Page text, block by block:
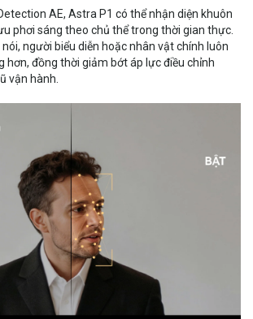
AE, Astra P1 có thể nhận diện khuôn
phơi sáng theo chủ thể trong thời gian thực.
người biểu diễn hoặc nhân vật chính luôn
hơn, đồng thời giảm bớt áp lực điều chỉnh
vận hành.